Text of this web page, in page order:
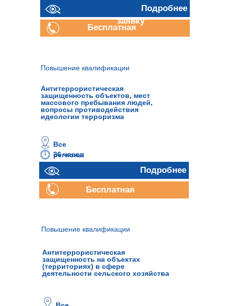
Повышение квалификации
Антитеррористическая
защищенность на объектах
(территориях) в сфере
деятельности сельского хозяйства
Отправить
заявку
Подробнее
Бесплатная
Повышение квалификации
Антитеррористическая
защищенность объектов, мест
массового пребывания людей,
вопросы противодействия
идеологии терроризма
36 часов
Все
регионы
Подробнее
Бесплатная